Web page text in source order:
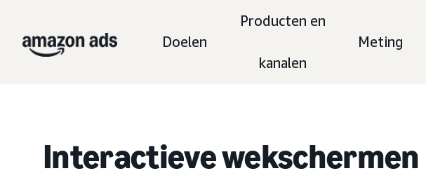
Doelen
Producten en
kanalen
Meting
Interactieve wekschermen